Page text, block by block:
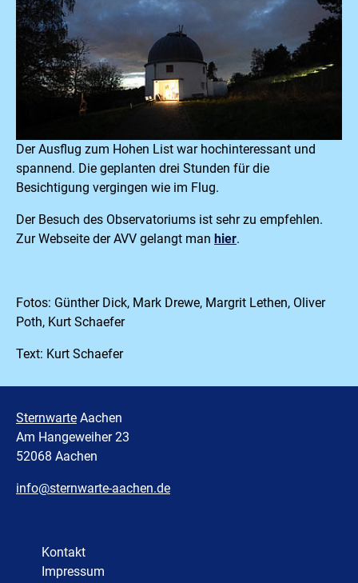
Der Ausflug zum Hohen List war hochinteressant und
spannend. Die geplanten drei Stunden für die
Besichtigung vergingen wie im Flug.
Der Besuch des Observatoriums ist sehr zu empfehlen.
Zur Webseite der AVV gelangt man hier.
Fotos: Günther Dick, Mark Drewe, Margrit Lethen, Oliver
Poth, Kurt Schaefer
Text: Kurt Schaefer
Sternwarte Aachen
Am Hangeweiher 23
52068 Aachen
info@sternwarte-aachen.de
Kontakt
Impressum